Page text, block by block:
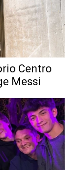
Centro
Messi